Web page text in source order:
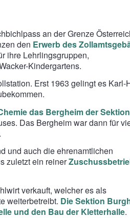
an der Grenze
den Erwerb des
ihre Lehrlingsgruppen,
Kindergartens.
Erst 1963 gelingt es Karl-
das Bergheim der Sektion
Das Bergheim war dann für
und auch die ehrenamtlichen
zuletzt ein reiner
verkauft, welcher es als
weiterbetreibt. Die Sektion
und den Bau der Kletterhalle.